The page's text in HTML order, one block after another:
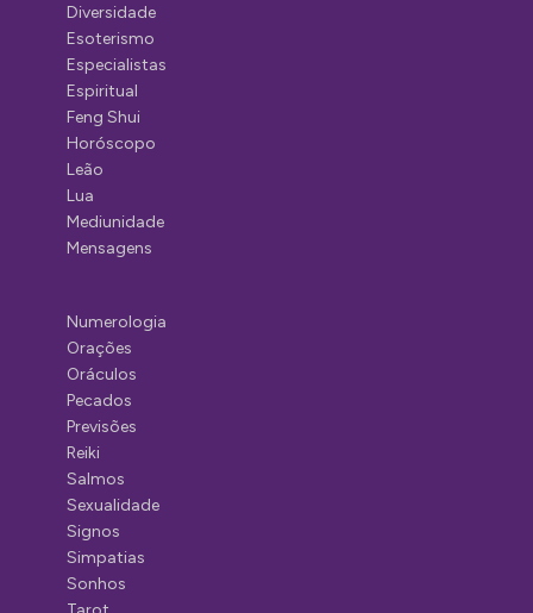
Diversidade
Esoterismo
Especialistas
Espiritual
Feng Shui
Horóscopo
Leão
Lua
Mediunidade
Mensagens
Numerologia
Orações
Oráculos
Pecados
Previsões
Reiki
Salmos
Sexualidade
Signos
Simpatias
Sonhos